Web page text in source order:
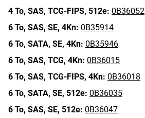
4 To, SAS, TCG-FIPS, 512e: 0B36052
6 To, SAS, SE, 4Kn: 0B35914
6 To, SATA, SE, 4Kn: 0B35946
6 To, SAS, TCG, 4Kn: 0B36015
6 To, SAS, TCG-FIPS, 4Kn: 0B36018
6 To, SATA, SE, 512e: 0B36035
6 To, SAS, SE, 512e: 0B36047